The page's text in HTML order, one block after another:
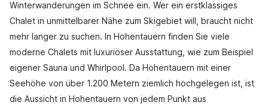
Winterwanderungen im Schnee ein. Wer ein erstklassiges
Chalet in unmittelbarer Nähe zum Skigebiet will, braucht nicht
mehr langer zu suchen. In Hohentauern finden Sie viele
moderne Chalets mit luxuriöser Ausstattung, wie zum Beispiel
eigener Sauna und Whirlpool. Da Hohentauern mit einer
Seehöhe von über 1.200 Metern ziemlich hochgelegen ist, ist
die Aussicht in Hohentauern von jedem Punkt aus